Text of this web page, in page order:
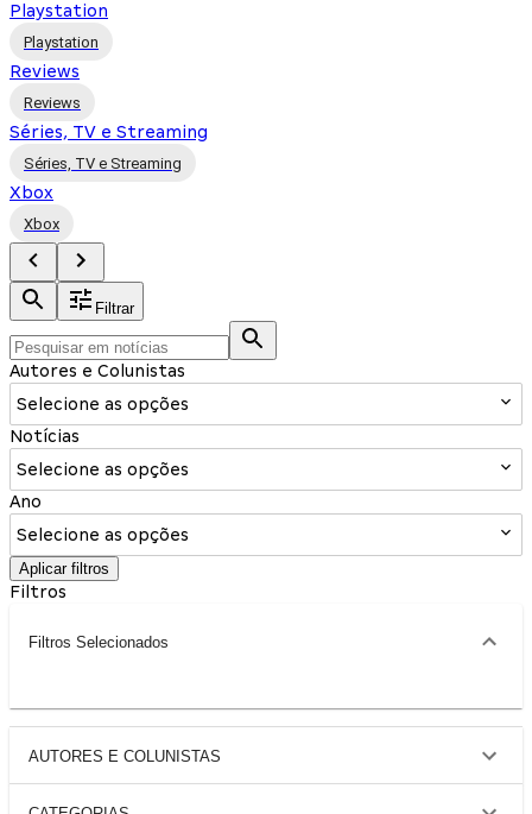
Playstation
Playstation
Reviews
Reviews
Séries, TV e Streaming
Séries, TV e Streaming
Xbox
Xbox
Filtrar
Autores e Colunistas
Selecione as opções
Notícias
Selecione as opções
Ano
Selecione as opções
Aplicar filtros
Filtros
Filtros Selecionados
AUTORES E COLUNISTAS